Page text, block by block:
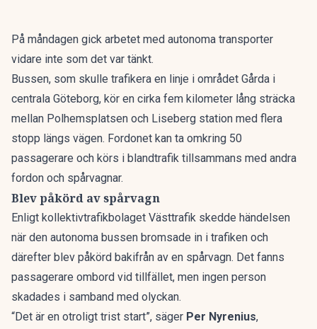
På måndagen gick arbetet med autonoma transporter
vidare inte som det var tänkt.
Bussen, som skulle trafikera en linje i området Gårda i
centrala Göteborg, kör en cirka fem kilometer lång sträcka
mellan Polhemsplatsen och Liseberg station med flera
stopp längs vägen. Fordonet kan ta omkring 50
passagerare och körs i blandtrafik tillsammans med andra
fordon och spårvagnar.
Blev påkörd av spårvagn
Enligt kollektivtrafikbolaget Västtrafik skedde händelsen
när den autonoma bussen bromsade in i trafiken och
därefter blev påkörd bakifrån av en spårvagn. Det fanns
passagerare ombord vid tillfället, men ingen person
skadades i samband med olyckan.
“Det är en otroligt trist start”, säger Per Nyrenius,